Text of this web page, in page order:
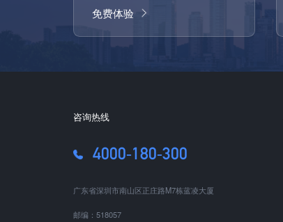
免费体验
咨询热线
4000-180-300
广东省深圳市南山区正庄路M7栋蓝凌大厦
邮编：518057